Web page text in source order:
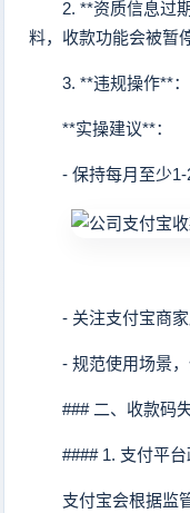
2. **资质信息过期
料，收款功能会被暂
3. **违规操作**：
**实操建议**：
- 保持每月至少1-2
- 关注支付宝商家
- 规范使用场景，
### 二、收款码失
#### 1. 支付平台
支付宝会根据监管